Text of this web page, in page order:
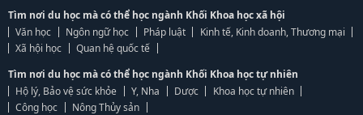
Tìm nơi du học mà có thể học ngành Khối Khoa học xã hội
Văn học
Ngôn ngữ học Pháp luật
Kinh tế, Kinh doanh, Thương mại
Xã hội học
Quan hệ quốc tế
Tìm nơi du học mà có thể học ngành Khối Khoa học tự nhiên
Hộ lý, Bảo vệ sức khỏe
Y, Nha Dược
Khoa học tự nhiên
Công học
Nông Thủy sản